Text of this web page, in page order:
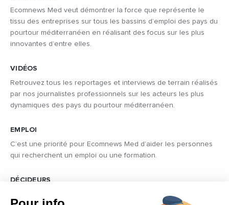
Ecomnews Med veut démontrer la force que représente le
tissu des entreprises sur tous les bassins d’emploi des pays du
pourtour méditerranéen en réalisant des focus sur les plus
innovantes d’entre elles.
VIDÉOS
Retrouvez tous les reportages et interviews de terrain réalisés
par nos journalistes professionnels sur les acteurs les plus
dynamiques des pays du pourtour méditerranéen.
EMPLOI
C’est une priorité pour Ecomnews Med d’aider les personnes
qui recherchent un emploi ou une formation.
DÉCIDEURS